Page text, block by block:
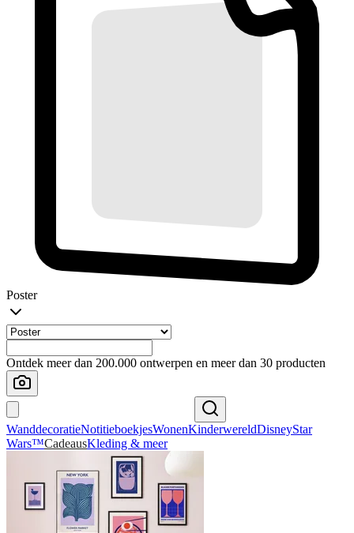
Poster
Ontdek meer dan 200.000 ontwerpen en meer dan 30 producten
WanddecoratieNotitieboekjesWonenKinderwereldDisneyStar
Wars™CadeausKleding & meer